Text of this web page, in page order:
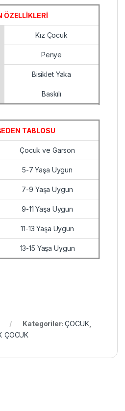
ÖZELLİKLERİ
Kız Çocuk
Penye
Bisiklet Yaka
Baskılı
TABLOSU
Çocuk ve Garson
5-7 Yaşa Uygun
7-9 Yaşa Uygun
9-11 Yaşa Uygun
11-13 Yaşa Uygun
13-15 Yaşa Uygun
Kategoriler:ÇOCUK,
ÇOCUK